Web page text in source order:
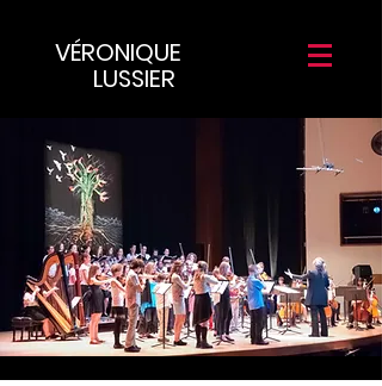
VÉRONIQUE
LUSSIER